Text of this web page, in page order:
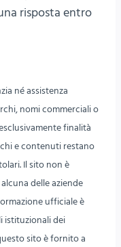
risposta entro
né assistenza
nomi commerciali o
finalità
e contenuti restano
Il sito non è
delle aziende
ufficiale è
istituzionali dei
sito è fornito a